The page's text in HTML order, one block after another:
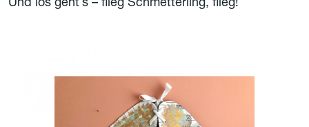
Und los geht´s – flieg Schmetterling, flieg!